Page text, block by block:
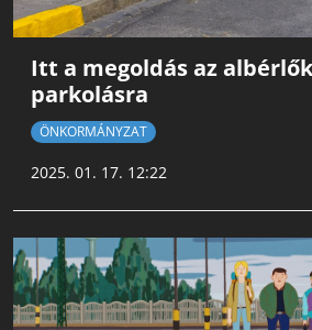
Itt a megoldás az
parkolásra
ÖNKORMÁNYZAT
2025. 01. 17. 12:22